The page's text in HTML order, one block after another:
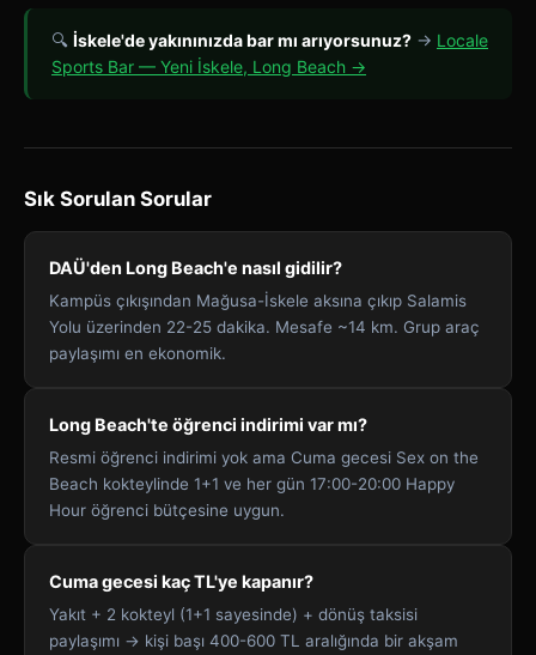
🔍 İskele'de yakınınızda bar mı arıyorsunuz? → Locale
Sports Bar — Yeni İskele, Long Beach →
Sık Sorulan Sorular
DAÜ'den Long Beach'e nasıl gidilir?
Kampüs çıkışından Mağusa-İskele aksına çıkıp Salamis
Yolu üzerinden 22-25 dakika. Mesafe ~14 km. Grup araç
paylaşımı en ekonomik.
Long Beach'te öğrenci indirimi var mı?
Resmi öğrenci indirimi yok ama Cuma gecesi Sex on the
Beach kokteylinde 1+1 ve her gün 17:00-20:00 Happy
Hour öğrenci bütçesine uygun.
Cuma gecesi kaç TL'ye kapanır?
Yakıt + 2 kokteyl (1+1 sayesinde) + dönüş taksisi
paylaşımı → kişi başı 400-600 TL aralığında bir akşam